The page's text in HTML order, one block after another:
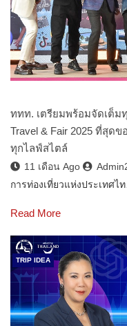
ททท. เตรียมพร้อมจัดเต็ม
Travel & Fair 2025 ที่สุด
ทุกไลฟ์สไตล์
11 เดือน Ago
การท่องเที่ยวแห่งประเทศไท
Read More
TRIP IDEA